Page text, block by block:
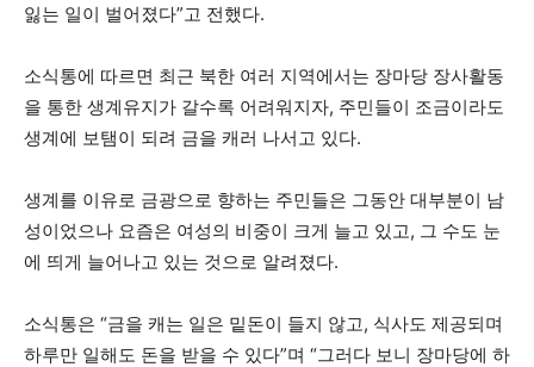
잃는 일이 벌어졌다”고 전했다.
소식통에 따르면 최근 북한 여러 지역에서는 장마당 장사활동
을 통한 생계유지가 갈수록 어려워지자, 주민들이 조금이라도
생계에 보탬이 되려 금을 캐러 나서고 있다.
생계를 이유로 금광으로 향하는 주민들은 그동안 대부분이 남
성이었으나 요즘은 여성의 비중이 크게 늘고 있고, 그 수도 눈
에 띄게 늘어나고 있는 것으로 알려졌다.
소식통은 “금을 캐는 일은 밑돈이 들지 않고, 식사도 제공되며
하루만 일해도 돈을 받을 수 있다”며 “그러다 보니 장마당에 하